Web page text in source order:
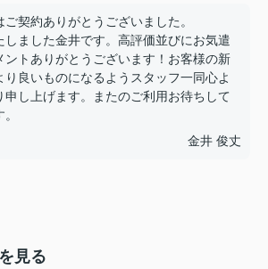
ご契約ありがとうございました。
しました金井です。高評価並びにお気遣
ントありがとうございます！お客様の新
り良いものになるようスタッフ一同心よ
申し上げます。またのご利用お待ちして
金井 俊丈
見る